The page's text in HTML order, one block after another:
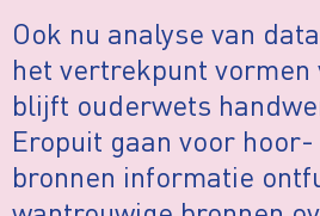
Ook nu analyse van
het vertrekpunt vormen
blijft ouderwets
Eropuit gaan voor
bronnen informatie